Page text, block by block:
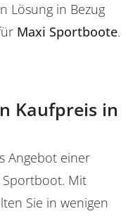
Lösung in Bezug
Maxi Sportboote.
Kaufpreis in
Angebot einer
Mit
Sie in wenigen